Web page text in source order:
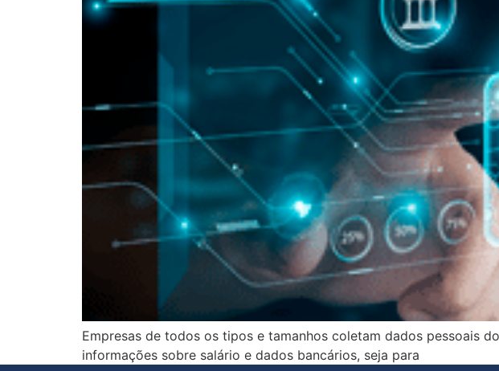
Empresas de todos os tipos e tamanhos coletam dados pessoais
informações sobre salário e dados bancários, seja para